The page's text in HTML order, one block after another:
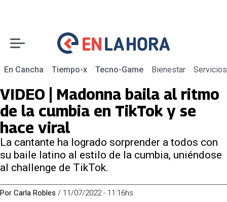
En Cancha Tiempo-x Tecno-Game Bienestar Servicios
VIDEO | Madonna baila al ritmo
de la cumbia en TikTok y se
hace viral
La cantante ha logrado sorprender a todos con
su baile latino al estilo de la cumbia, uniéndose
al challenge de TikTok.
Por Carla Robles / 11/07/2022 - 11:16hs